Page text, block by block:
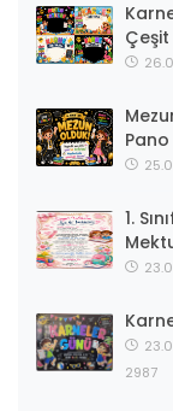
Çeşit
Pano
1.
2987